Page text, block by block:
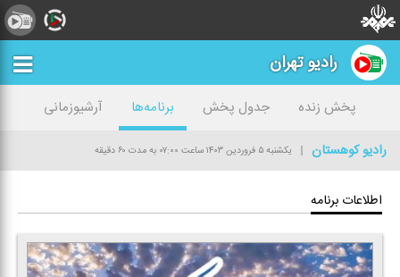
رادیو تهران
پخش زنده جدول پخش برنامه‌ها
آرشیوزمانی
رادیو كوهستان
یکشنبه ۵ فروردین ۱۴۰۳ ساعت ۰۷:۰۰ به مدت ۶۰ دقیقه
اطلاعات برنامه